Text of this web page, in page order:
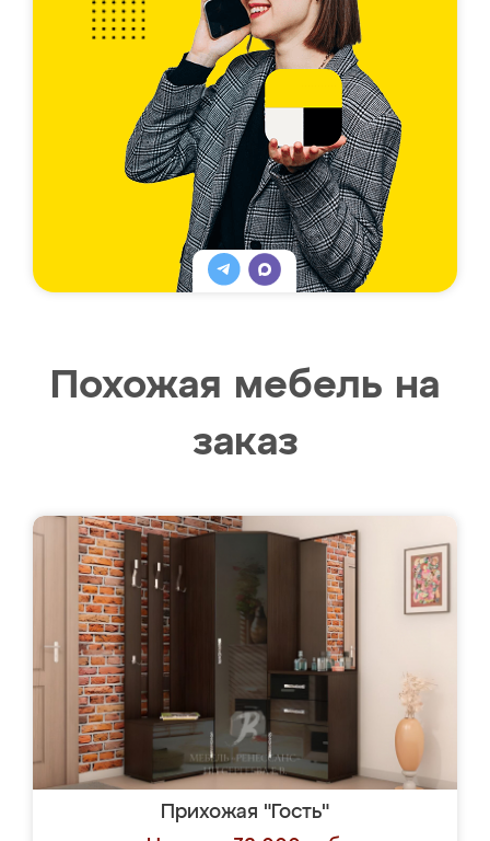
Похожая мебель на
заказ
Прихожая "Гость"